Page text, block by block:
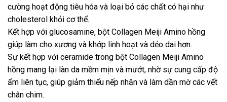
cường hoạt động tiêu hóa và loại bỏ các chất có hại như
cholesterol khỏi cơ thể.
Kết hợp với glucosamine, bột Collagen Meiji Amino hồng
giúp làm cho xương và khớp linh hoạt và dẻo dai hơn.
Sự kết hợp với ceramide trong bột Collagen Meiji Amino
hồng mang lại làn da mềm mịn và mướt, nhờ sự cung cấp độ
ẩm liên tục, giúp giảm thiểu nếp nhăn và làm dần mờ các vết
chân chim.